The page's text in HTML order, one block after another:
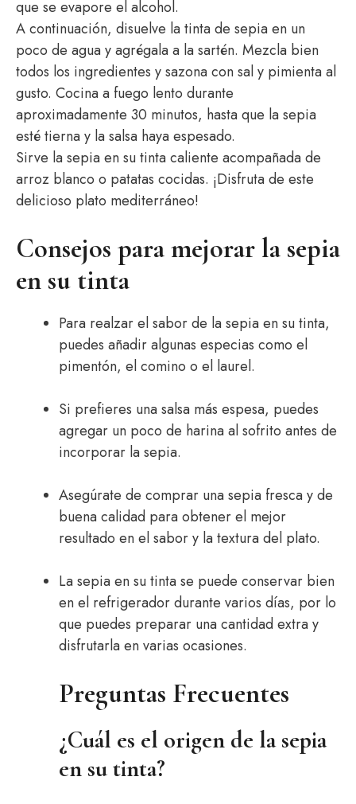
que se evapore el alcohol.
A continuación, disuelve la tinta de sepia en un
poco de agua y agrégala a la sartén. Mezcla bien
todos los ingredientes y sazona con sal y pimienta al
gusto. Cocina a fuego lento durante
aproximadamente 30 minutos, hasta que la sepia
esté tierna y la salsa haya espesado.
Sirve la sepia en su tinta caliente acompañada de
arroz blanco o patatas cocidas. ¡Disfruta de este
delicioso plato mediterráneo!
Consejos para mejorar la sepia
en su tinta
Para realzar el sabor de la sepia en su tinta,
puedes añadir algunas especias como el
pimentón, el comino o el laurel.
Si prefieres una salsa más espesa, puedes
agregar un poco de harina al sofrito antes de
incorporar la sepia.
Asegúrate de comprar una sepia fresca y de
buena calidad para obtener el mejor
resultado en el sabor y la textura del plato.
La sepia en su tinta se puede conservar bien
en el refrigerador durante varios días, por lo
que puedes preparar una cantidad extra y
disfrutarla en varias ocasiones.
Preguntas Frecuentes
¿Cuál es el origen de la sepia
en su tinta?